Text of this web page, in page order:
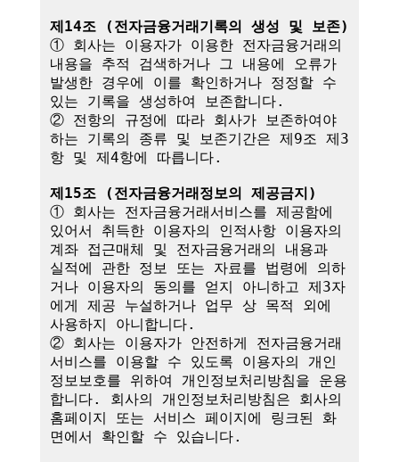
제14조 (전자금융거래기록의 생성 및 보존)
① 회사는 이용자가 이용한 전자금융거래의
내용을 추적 검색하거나 그 내용에 오류가
발생한 경우에 이를 확인하거나 정정할 수
있는 기록을 생성하여 보존합니다.
② 전항의 규정에 따라 회사가 보존하여야
하는 기록의 종류 및 보존기간은 제9조 제3
항 및 제4항에 따릅니다.
제15조 (전자금융거래정보의 제공금지)
① 회사는 전자금융거래서비스를 제공함에
있어서 취득한 이용자의 인적사항 이용자의
계좌 접근매체 및 전자금융거래의 내용과
실적에 관한 정보 또는 자료를 법령에 의하
거나 이용자의 동의를 얻지 아니하고 제3자
에게 제공 누설하거나 업무 상 목적 외에
사용하지 아니합니다.
② 회사는 이용자가 안전하게 전자금융거래
서비스를 이용할 수 있도록 이용자의 개인
정보보호를 위하여 개인정보처리방침을 운용
합니다. 회사의 개인정보처리방침은 회사의
홈페이지 또는 서비스 페이지에 링크된 화
면에서 확인할 수 있습니다.